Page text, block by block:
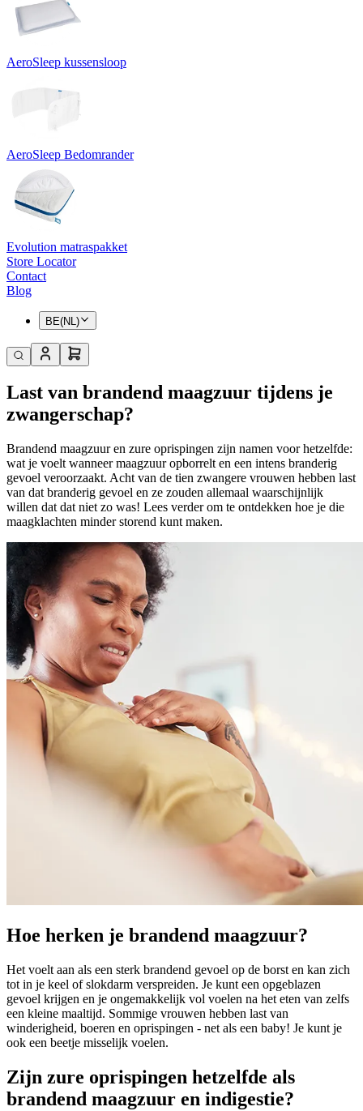
AeroSleep kussensloop
AeroSleep Bedomrander
Evolution matraspakket
Store Locator
Contact
Blog
BE(NL)
Last van brandend maagzuur tijdens je
zwangerschap?
Brandend maagzuur en zure oprispingen zijn namen voor hetzelfde:
wat je voelt wanneer maagzuur opborrelt en een intens branderig
gevoel veroorzaakt. Acht van de tien zwangere vrouwen hebben last
van dat branderig gevoel en ze zouden allemaal waarschijnlijk
willen dat dat niet zo was! Lees verder om te ontdekken hoe je die
maagklachten minder storend kunt maken.
Hoe herken je brandend maagzuur?
Het voelt aan als een sterk brandend gevoel op de borst en kan zich
tot in je keel of slokdarm verspreiden. Je kunt een opgeblazen
gevoel krijgen en je ongemakkelijk vol voelen na het eten van zelfs
een kleine maaltijd. Sommige vrouwen hebben last van
winderigheid, boeren en oprispingen - net als een baby! Je kunt je
ook een beetje misselijk voelen.
Zijn zure oprispingen hetzelfde als
brandend maagzuur en indigestie?